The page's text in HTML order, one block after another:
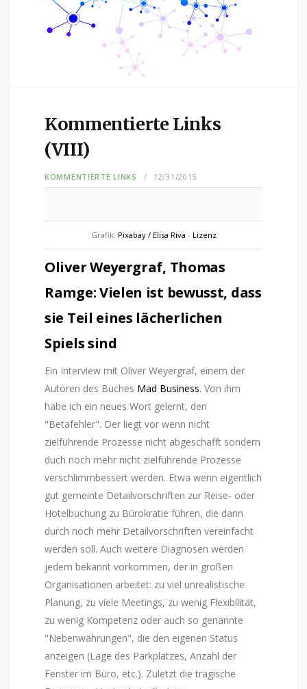
Kommentierte Links
(VIII)
KOMMENTIERTE LINKS 12/31/2015
Grafik: Pixabay / Elisa Riva - Lizenz
Oliver Weyergraf, Thomas
Ramge: Vielen ist bewusst, dass
sie Teil eines lächerlichen
Spiels sind
Ein Interview mit Oliver Weyergraf, einem der
Autoren des Buches Mad Business. Von ihm
habe ich ein neues Wort gelernt, den
"Betafehler". Der liegt vor wenn nicht
zielführende Prozesse nicht abgeschafft sondern
duch noch mehr nicht zielführende Prozesse
verschlimmbessert werden. Etwa wenn eigentlich
gut gemeinte Detailvorschriften zur Reise- oder
Hotelbuchung zu Bürokratie führen, die dann
durch noch mehr Detailvorschriften vereinfacht
werden soll. Auch weitere Diagnosen werden
jedem bekannt vorkommen, der in großen
Organisationen arbeitet: zu viel unrealistische
Planung, zu viele Meetings, zu wenig Flexibilität,
zu wenig Kompetenz oder auch so genannte
"Nebenwährungen", die den eigenen Status
anzeigen (Lage des Parkplatzes, Anzahl der
Fenster im Büro, etc.). Zuletzt die tragische